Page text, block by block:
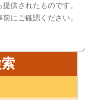
供されたものです。
にご確認ください。